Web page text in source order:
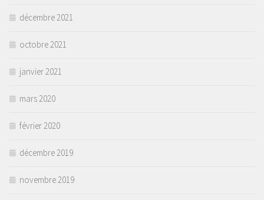
décembre 2021
octobre 2021
janvier 2021
mars 2020
février 2020
décembre 2019
novembre 2019